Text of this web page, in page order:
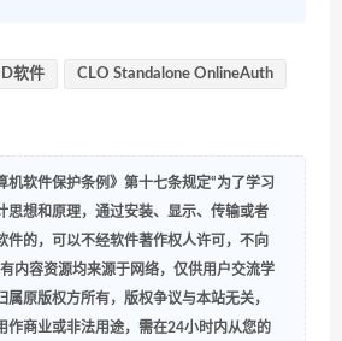
软件 CLO Standalone OnlineAuth
机软件保护条例》第十七条规定“为了学习
思想和原理，通过安装、显示、传输或者
件的，可以不经软件著作权人许可，不向
内容资源均来源于网络，仅供用户交流学
属原版权方所有，版权争议与本站无关，
作商业或非法用途，需在24小时内从您的